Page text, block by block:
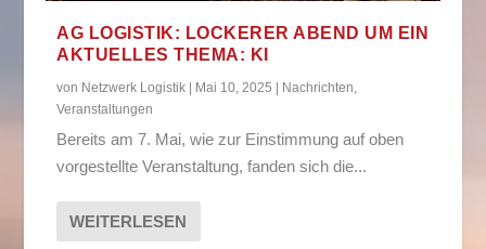
AG LOGISTIK: LOCKERER ABEND UM EIN
AKTUELLES THEMA: KI
von Netzwerk Logistik | Mai 10, 2025 | Nachrichten,
Veranstaltungen
Bereits am 7. Mai, wie zur Einstimmung auf oben
vorgestellte Veranstaltung, fanden sich die...
WEITERLESEN